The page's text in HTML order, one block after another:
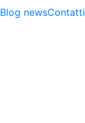
Blog newsContatti